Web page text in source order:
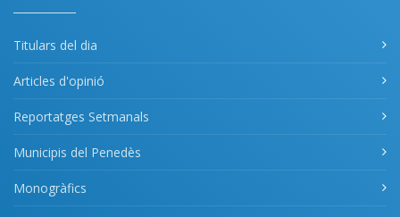
Titulars del dia
Articles d'opinió
Reportatges Setmanals
Municipis del Penedès
Monogràfics